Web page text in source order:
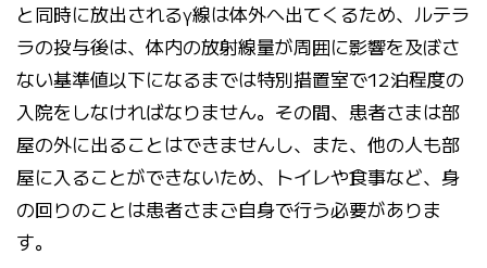
と同時に放出されるγ線は体外へ出てくるため、ルテラ
ラの投与後は、体内の放射線量が周囲に影響を及ぼさ
ない基準値以下になるまでは特別措置室で12泊程度の
入院をしなければなりません。その間、患者さまは部
屋の外に出ることはできませんし、また、他の人も部
屋に入ることができないため、トイレや食事など、身
の回りのことは患者さまご自身で行う必要がありま
す。